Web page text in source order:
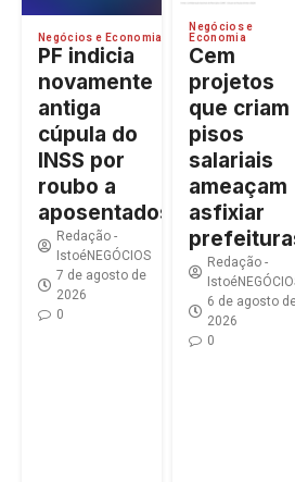
Negócios e Economia
PF indicia
novamente
antiga
cúpula do
INSS por
roubo a
aposentados
Redação -
IstoéNEGÓCIOS
7 de agosto de
2026
0
Negócios e
Economia
Cem
projetos
que criam
pisos
salariais
ameaçam
asfixiar
Redação -
6 de agosto
2026
0